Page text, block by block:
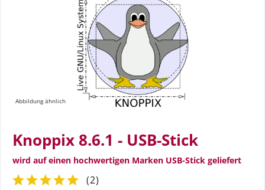
Abbildung ähnlich
Knoppix 8.6.1 - USB-Stick
wird auf einen hochwertigen Marken USB-Stick geliefert
(2)